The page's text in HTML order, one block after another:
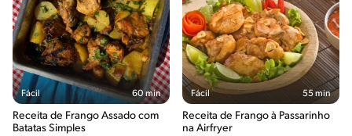
Fácil 60 min
Receita de Frango Assado com
Batatas Simples
Fácil 55 min
Receita de Frango à Passarinho
na Airfryer